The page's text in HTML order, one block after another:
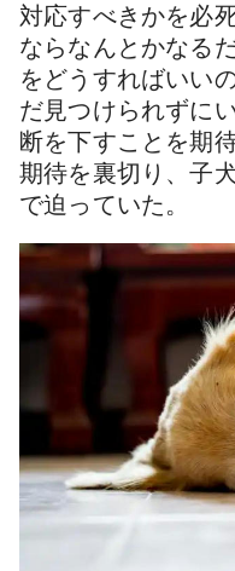
対応すべきかを必
ならなんとかなる
をどうすればいい
だ見つけられずに
断を下すことを期
期待を裏切り、子
で迫っていた。